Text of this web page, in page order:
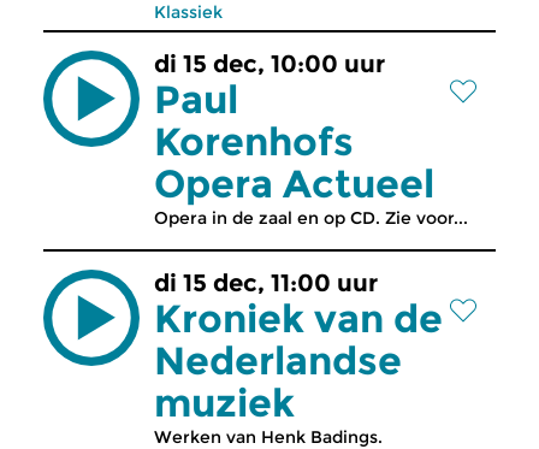
Klassiek
di 15 dec, 10:00 uur
Paul
Korenhofs
Opera Actueel
Opera in de zaal en op CD. Zie voor...
di 15 dec, 11:00 uur
Kroniek van de
Nederlandse
muziek
Werken van Henk Badings.